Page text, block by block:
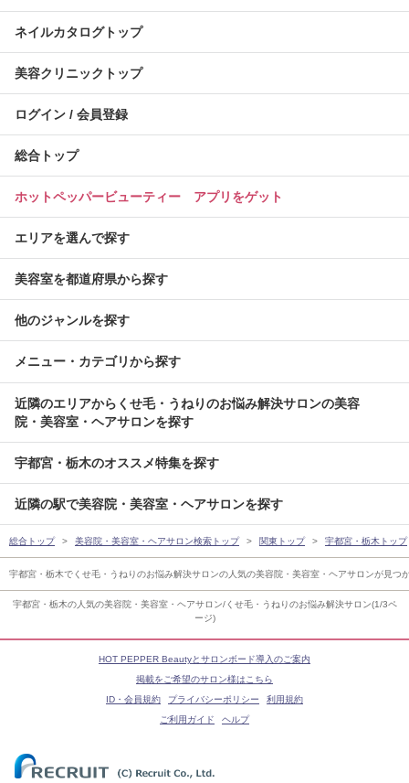
宇都宮・栃木の人気の美容院・美容室・ヘアサロン/くせ毛・うねりのお悩み解決サロン(1/3ペ
ージ)
ネイルカタログトップ
美容クリニックトップ
ログイン / 会員登録
総合トップ
ホットペッパービューティー アプリをゲット
エリアを選んで探す
美容室を都道府県から探す
他のジャンルを探す
メニュー・カテゴリから探す
近隣のエリアからくせ毛・うねりのお悩み解決サロンの美容
院・美容室・ヘアサロンを探す
宇都宮・栃木のオススメ特集を探す
近隣の駅で美容院・美容室・ヘアサロンを探す
総合トップ 美容院・美容室・ヘアサロン検索トップ 関東トップ 宇都宮・栃木トップ
宇都宮・栃木でくせ毛・うねりのお悩み解決サロンの人気の美容院・美容室・ヘアサロンが見
HOT PEPPER Beautyとサロンボード導入のご案内
掲載をご希望のサロン様はこちら
ID・会員規約
プライバシーポリシー
利用規約
ご利用ガイド
ヘルプ